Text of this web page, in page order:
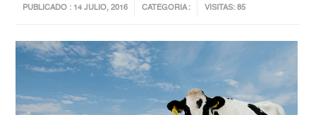
PUBLICADO : 14 JULIO, 2016 CATEGORIA : VISITAS: 85